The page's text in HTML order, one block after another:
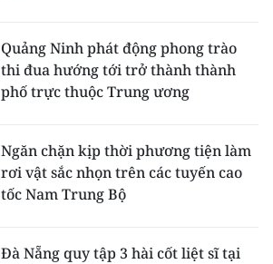
Quảng Ninh phát động phong trào
thi đua hướng tới trở thành thành
phố trực thuộc Trung ương
Ngăn chặn kịp thời phương tiện làm
rơi vật sắc nhọn trên các tuyến cao
tốc Nam Trung Bộ
Đà Nẵng quy tập 3 hài cốt liệt sĩ tại